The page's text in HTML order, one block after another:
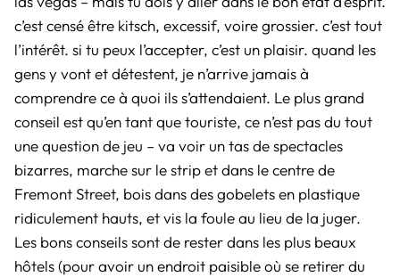
c’est censé être kitsch, excessif, voire grossier. c’est tout
l’intérêt. si tu peux l’accepter, c’est un plaisir. quand les
gens y vont et détestent, je n’arrive jamais à
comprendre ce à quoi ils s’attendaient. Le plus grand
conseil est qu’en tant que touriste, ce n’est pas du tout
une question de jeu – va voir un tas de spectacles
bizarres, marche sur le strip et dans le centre de
Fremont Street, bois dans des gobelets en plastique
ridiculement hauts, et vis la foule au lieu de la juger.
Les bons conseils sont de rester dans les plus beaux
hôtels (pour avoir un endroit paisible où se retirer du